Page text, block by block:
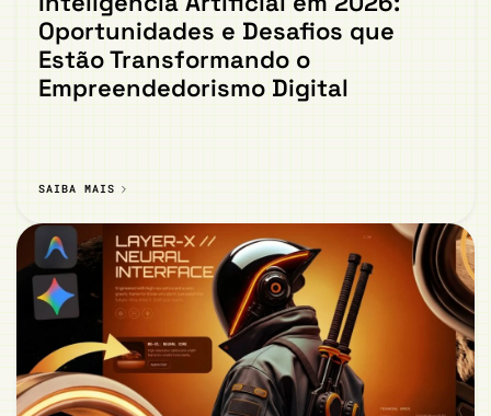
Oportunidades e Desafios que
Estão Transformando o
Empreendedorismo Digital
SAIBA MAIS